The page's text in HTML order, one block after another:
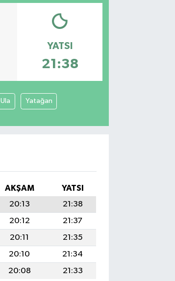
YATSI
21:38
Ula Yatağan
AKŞAM
YATSI
20:13
21:38
20:12
21:37
20:11
21:35
20:10
21:34
20:08 21:33